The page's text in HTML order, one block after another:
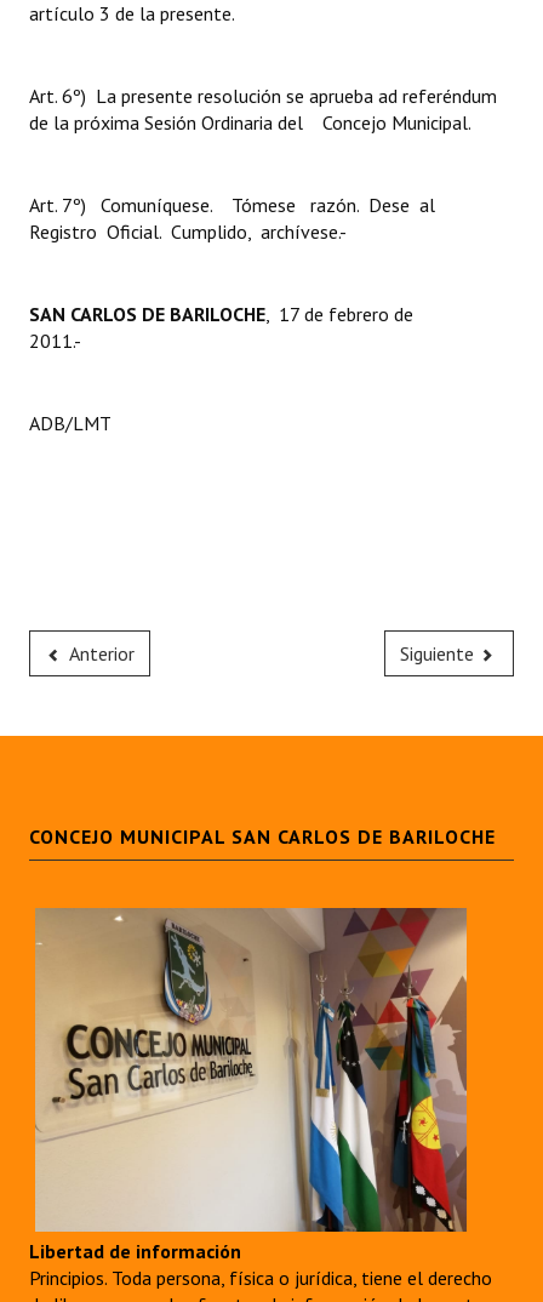
artículo 3 de la presente.
Art. 6º) La presente resolución se aprueba ad referéndum
de la próxima Sesión Ordinaria del Concejo Municipal.
Art. 7º) Comuníquese. Tómese razón. Dese al
Registro Oficial. Cumplido, archívese.-
SAN CARLOS DE BARILOCHE, 17 de febrero de
2011.-
ADB/LMT
Anterior Siguiente
CONCEJO MUNICIPAL SAN CARLOS DE BARILOCHE
Libertad de información
Principios. Toda persona, física o jurídica, tiene el derecho